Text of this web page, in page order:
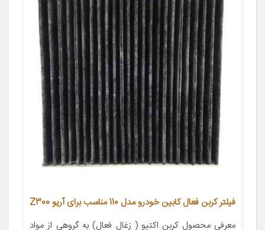
فیلتر کربن فعال کابین خودرو مدل 110 مناسب برای آریو Z300
معرفی محصول کربن اکتیو ( زغال فعال) به گروهی از مواد